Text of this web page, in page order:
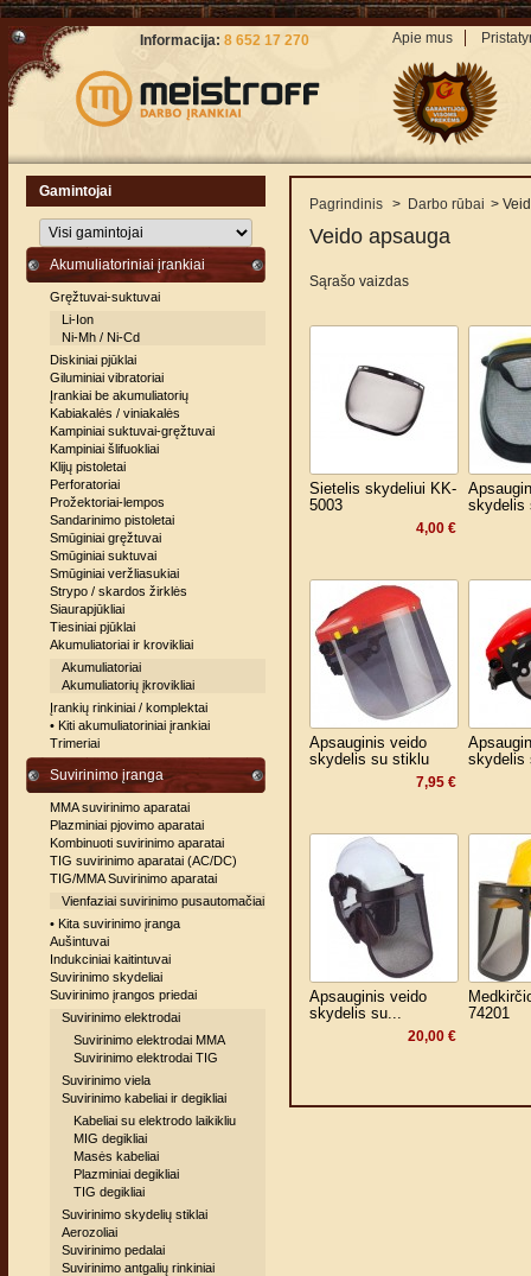
Apie mus
Informacija: 8 652 17 270
Gamintojai
Akumuliatoriniai įrankiai
Gręžtuvai-suktuvai
Li-Ion
Ni-Mh / Ni-Cd
Diskiniai pjūklai
Giluminiai vibratoriai
Įrankiai be akumuliatorių
Kabiakalės / viniakalės
Kampiniai suktuvai-gręžtuvai
Kampiniai šlifuokliai
Klijų pistoletai
Perforatoriai
Prožektoriai-lempos
Sandarinimo pistoletai
Smūginiai gręžtuvai
Smūginiai suktuvai
Smūginiai veržliasukiai
Strypo / skardos žirklės
Siaurapjūkliai
Tiesiniai pjūklai
Akumuliatoriai ir krovikliai
Akumuliatoriai
Akumuliatorių įkrovikliai
Įrankių rinkiniai / komplektai
• Kiti akumuliatoriniai įrankiai
Trimeriai
Suvirinimo įranga
MMA suvirinimo aparatai
Plazminiai pjovimo aparatai
Kombinuoti suvirinimo aparatai
TIG suvirinimo aparatai (AC/DC)
TIG/MMA Suvirinimo aparatai
Vienfaziai suvirinimo pusautomačiai
• Kita suvirinimo įranga
Aušintuvai
Indukciniai kaitintuvai
Suvirinimo skydeliai
Suvirinimo įrangos priedai
Suvirinimo elektrodai
Suvirinimo elektrodai MMA
Suvirinimo elektrodai TIG
Suvirinimo viela
Suvirinimo kabeliai ir degikliai
Kabeliai su elektrodo laikikliu
MIG degikliai
Masės kabeliai
Plazminiai degikliai
TIG degikliai
Suvirinimo skydelių stiklai
Aerozoliai
Suvirinimo pedalai
Suvirinimo antgalių rinkiniai
Pagrindinis > Darbo rūbai >
Veido apsauga
Sąrašo vaizdas
Sietelis skydeliui KK-
5003
4,00 €
skydelis
Apsauginis veido
skydelis su stiklu
7,95 €
skydelis
Apsauginis veido
skydelis su...
20,00 €
74201